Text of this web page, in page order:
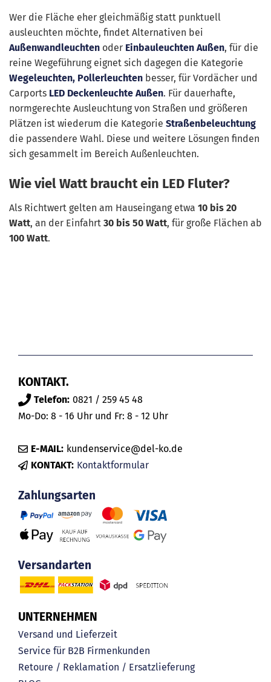
Wer die Fläche eher gleichmäßig statt punktuell
ausleuchten möchte, findet Alternativen bei
Außenwandleuchten oder Einbauleuchten Außen, für die
reine Wegeführung eignet sich dagegen die Kategorie
Wegeleuchten, Pollerleuchten besser, für Vordächer und
Carports LED Deckenleuchte Außen. Für dauerhafte,
normgerechte Ausleuchtung von Straßen und größeren
Plätzen ist wiederum die Kategorie Straßenbeleuchtung
die passendere Wahl. Diese und weitere Lösungen finden
sich gesammelt im Bereich Außenleuchten.
Wie viel Watt braucht ein LED Fluter?
Als Richtwert gelten am Hauseingang etwa 10 bis 20
Watt, an der Einfahrt 30 bis 50 Watt, für große Flächen ab
100 Watt.
KONTAKT.
Telefon: 0821 / 259 45 48
Mo-Do: 8 - 16 Uhr und Fr: 8 - 12 Uhr
E-MAIL: kundenservice@del-ko.de
KONTAKT: Kontaktformular
Zahlungsarten
Versandarten
UNTERNEHMEN
Versand und Lieferzeit
Service für B2B Firmenkunden
Retoure / Reklamation / Ersatzlieferung